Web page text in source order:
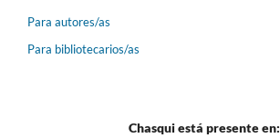
Para autores/as
Para bibliotecarios/as
Chasqui está presente en: